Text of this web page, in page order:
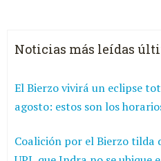
Noticias más leídas
El Bierzo vivirá un eclipse
agosto: estos son los
Coalición por el Bierzo tilda